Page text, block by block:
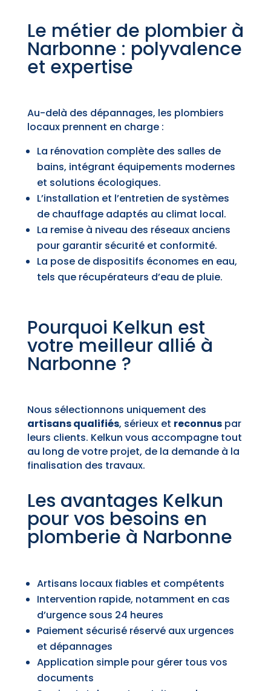
Le métier de plombier à
Narbonne : polyvalence
et expertise
Au-delà des dépannages, les plombiers
locaux prennent en charge :
La rénovation complète des salles de
bains, intégrant équipements modernes
et solutions écologiques.
L’installation et l’entretien de systèmes
de chauffage adaptés au climat local.
La remise à niveau des réseaux anciens
pour garantir sécurité et conformité.
La pose de dispositifs économes en eau,
tels que récupérateurs d’eau de pluie.
Pourquoi Kelkun est
votre meilleur allié à
Narbonne ?
Nous sélectionnons uniquement des
artisans qualifiés, sérieux et reconnuspar
leurs clients. Kelkun vous accompagne tout
au long de votre projet, de la demande à la
finalisation des travaux.
Les avantages Kelkun
pour vos besoins en
plomberie à Narbonne
Artisans locaux fiables et compétents
Intervention rapide, notamment en cas
d’urgence sous 24 heures
Paiement sécurisé réservé aux urgences
et dépannages
Application simple pour gérer tous vos
documents